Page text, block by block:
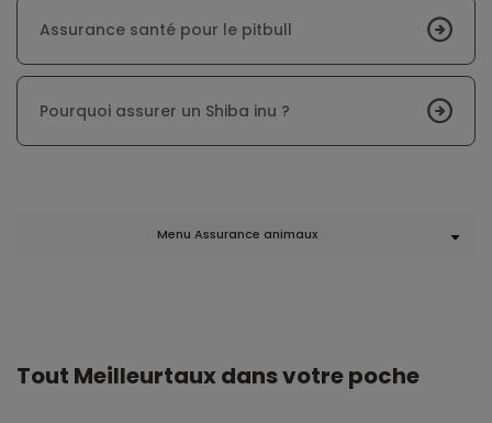
Assurance santé pour le pitbull
Pourquoi assurer un Shiba inu ?
Menu Assurance animaux
Tout Meilleurtaux dans votre poche